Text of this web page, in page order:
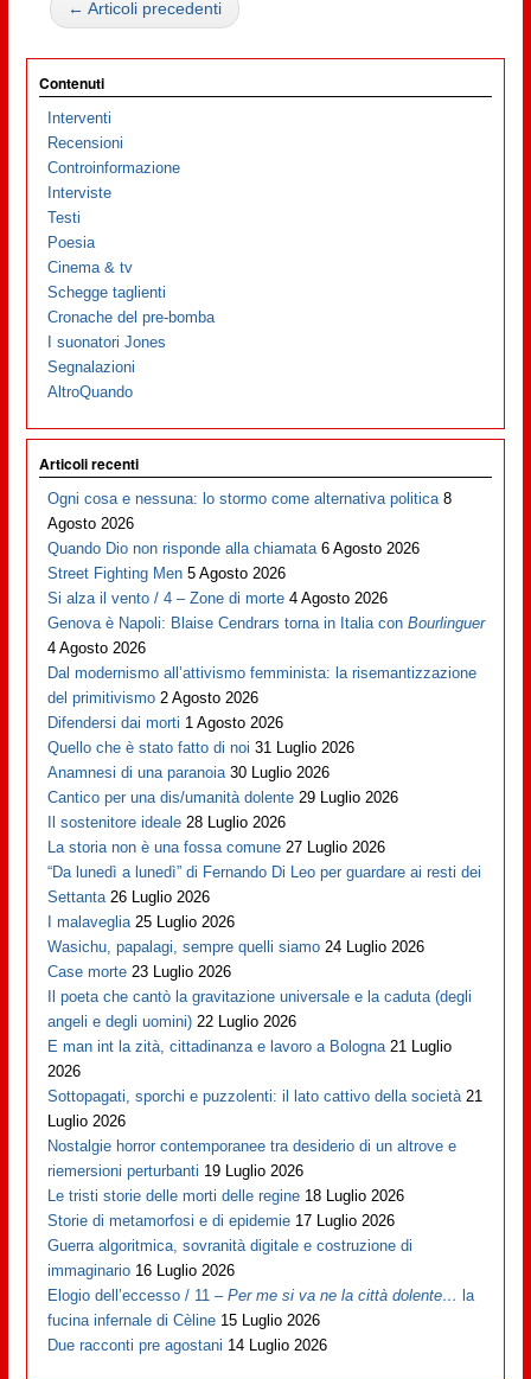
← Articoli precedenti
Contenuti
Interventi
Recensioni
Controinformazione
Interviste
Testi
Poesia
Cinema & tv
Schegge taglienti
Cronache del pre-bomba
I suonatori Jones
Segnalazioni
AltroQuando
Articoli recenti
Ogni cosa e nessuna: lo stormo come alternativa politica 8
Agosto 2026
Quando Dio non risponde alla chiamata 6 Agosto 2026
Street Fighting Men 5 Agosto 2026
Si alza il vento / 4 – Zone di morte 4 Agosto 2026
Genova è Napoli: Blaise Cendrars torna in Italia conBourlinguer
4 Agosto 2026
Dal modernismo all’attivismo femminista: la risemantizzazione
del primitivismo 2 Agosto 2026
Difendersi dai morti 1 Agosto 2026
Quello che è stato fatto di noi 31 Luglio 2026
Anamnesi di una paranoia 30 Luglio 2026
Cantico per una dis/umanità dolente 29 Luglio 2026
Il sostenitore ideale 28 Luglio 2026
La storia non è una fossa comune 27 Luglio 2026
“Da lunedì a lunedì” di Fernando Di Leo per guardare ai resti dei
Settanta 26 Luglio 2026
I malaveglia 25 Luglio 2026
Wasichu, papalagi, sempre quelli siamo 24 Luglio 2026
Case morte 23 Luglio 2026
Il poeta che cantò la gravitazione universale e la caduta (degli
angeli e degli uomini) 22 Luglio 2026
E man int la zità, cittadinanza e lavoro a Bologna 21 Luglio
2026
Sottopagati, sporchi e puzzolenti: il lato cattivo della società 21
Luglio 2026
Nostalgie horror contemporanee tra desiderio di un altrove e
riemersioni perturbanti 19 Luglio 2026
Le tristi storie delle morti delle regine 18 Luglio 2026
Storie di metamorfosi e di epidemie 17 Luglio 2026
Guerra algoritmica, sovranità digitale e costruzione di
immaginario 16 Luglio 2026
Elogio dell’eccesso / 11 –Per me si va ne la città dolente… la
fucina infernale di Cèline 15 Luglio 2026
Due racconti pre agostani 14 Luglio 2026